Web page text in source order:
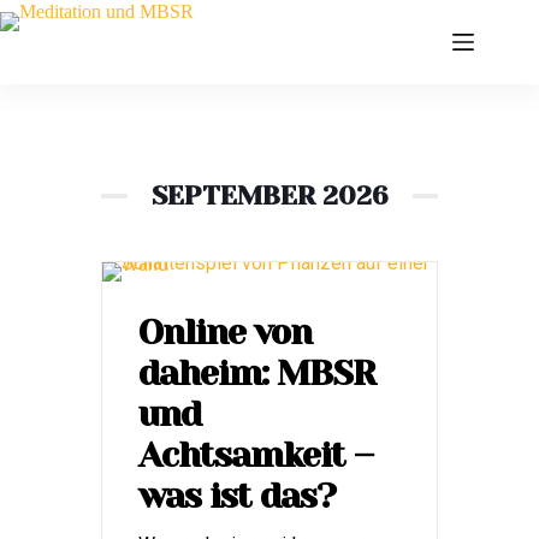
Zum
Inhalt
SEPTEMBER 2026
Online von
daheim: MBSR
und
Achtsamkeit –
was ist das?